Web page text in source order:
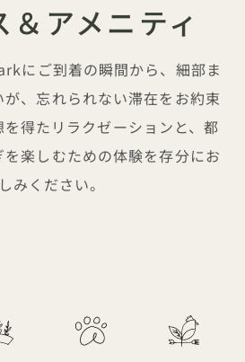
＆アメニティ
にご到着の瞬間から、細部ま
、忘れられない滞在をお約束
を得たリラクゼーションと、都
楽しむための体験を存分にお
みください。